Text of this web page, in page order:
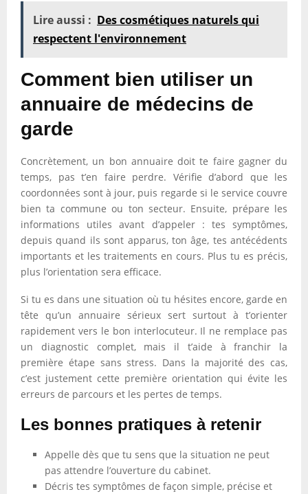
Lire aussi : Des cosmétiques naturels qui
respectent l'environnement
Comment bien utiliser un
annuaire de médecins de
garde
Concrètement, un bon annuaire doit te faire gagner du
temps, pas t’en faire perdre. Vérifie d’abord que les
coordonnées sont à jour, puis regarde si le service couvre
bien ta commune ou ton secteur. Ensuite, prépare les
informations utiles avant d’appeler : tes symptômes,
depuis quand ils sont apparus, ton âge, tes antécédents
importants et les traitements en cours. Plus tu es précis,
plus l’orientation sera efficace.
Si tu es dans une situation où tu hésites encore, garde en
tête qu’un annuaire sérieux sert surtout à t’orienter
rapidement vers le bon interlocuteur. Il ne remplace pas
un diagnostic complet, mais il t’aide à franchir la
première étape sans stress. Dans la majorité des cas,
c’est justement cette première orientation qui évite les
erreurs de parcours et les pertes de temps.
Les bonnes pratiques à retenir
Appelle dès que tu sens que la situation ne peut
pas attendre l’ouverture du cabinet.
Décris tes symptômes de façon simple, précise et